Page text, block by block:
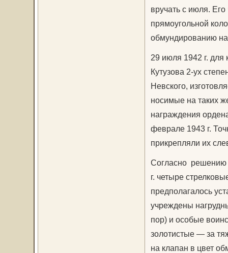
вручать с июля.
прямоугольной
обмундированию на
29 июля 1942 г. для
Кутузова 2-ух
Невского,
носимые на таких
награждения
феврале 1943 г.
прикрепляли их
Согласно решению
г. четыре
предполагалось
учреждены
пор) и особые
золотистые — за
на клапан в цвет